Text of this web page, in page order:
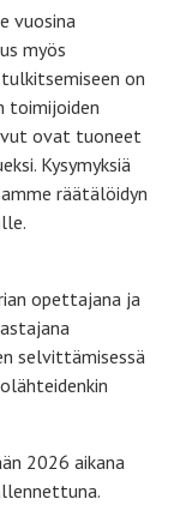
vuosina
myös
on
toimijoiden
ovat tuoneet
Kysymyksiä
räätälöidyn
opettajana ja
selvittämisessä
2026 aikana